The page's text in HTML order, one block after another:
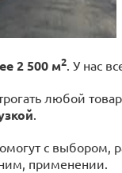
2 500 м2. У нас
любой товар
.
с выбором,
применении.